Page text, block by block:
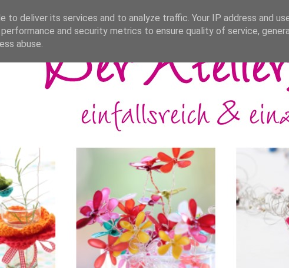
to deliver its services and to analyze traffic. Your IP address and
and security metrics to ensure quality of service,
abuse.